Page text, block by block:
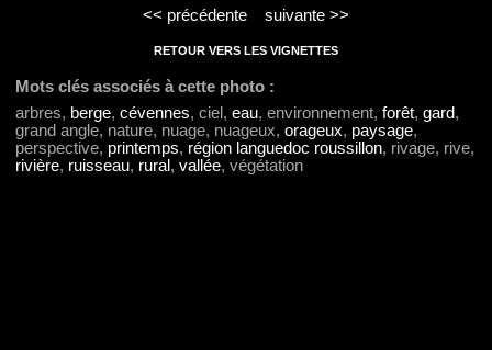
<< précédente suivante >>
RETOUR VERS LES VIGNETTES
Mots clés associés à cette photo :
arbres, berge, cévennes, ciel, eau, environnement, forêt, gard,
grand angle, nature, nuage, nuageux, orageux, paysage,
perspective, printemps, région languedoc roussillon, rivage, rive,
rivière, ruisseau, rural, vallée, végétation